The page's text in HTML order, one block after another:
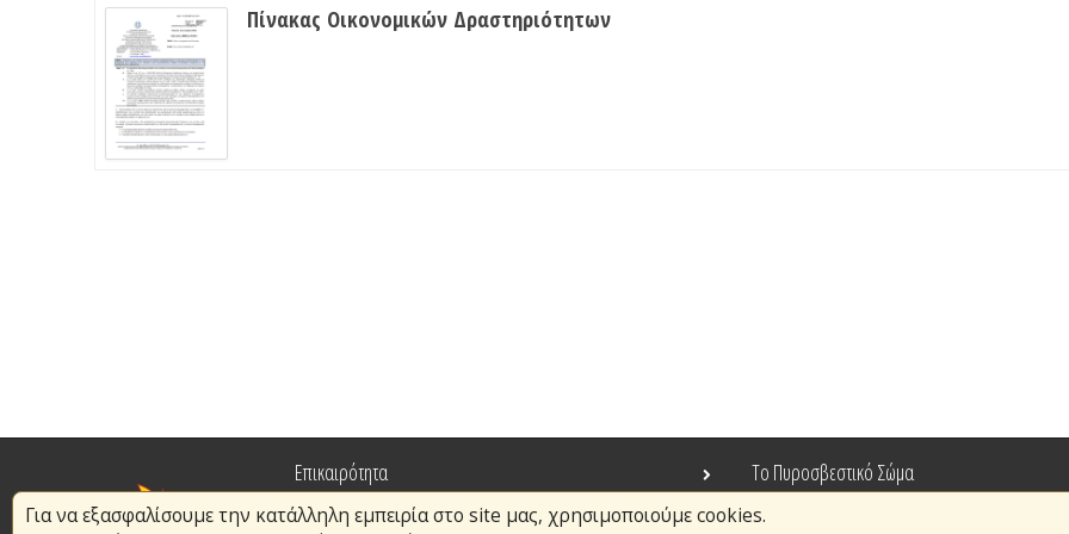
Πίνακας Οικονομικών Δραστηριότητων
Για να εξασφαλίσουμε την κατάλληλη εμπειρία στο site μας, χρησιμοποιούμε cookies.
Επικαιρότητα
Το Πυροσβεστικό Σώμα
Πυρασφάλεια
Τράπεζα Ιδεών